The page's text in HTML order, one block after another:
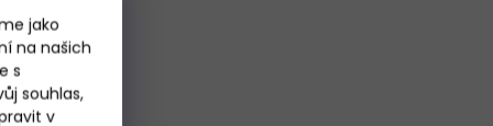
jako
na našich
s
souhlas,
v